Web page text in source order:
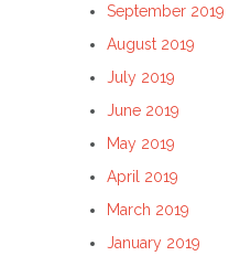
September 2019
August 2019
July 2019
June 2019
May 2019
April 2019
March 2019
January 2019